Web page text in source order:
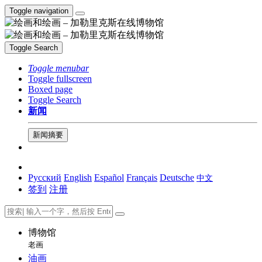
Toggle navigation
Toggle Search
Toggle menubar
Toggle fullscreen
Boxed page
Toggle Search
新闻
新闻摘要
Русский English Español Français Deutsche 中文
签到 注册
博物馆
老画
油画